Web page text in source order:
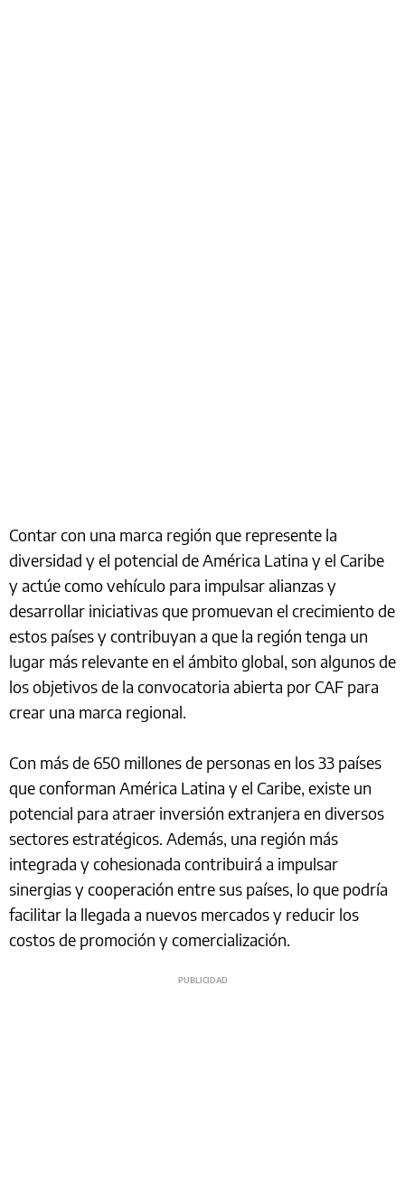
Contar con una marca región que represente la
diversidad y el potencial de América Latina y el Caribe
y actúe como vehículo para impulsar alianzas y
desarrollar iniciativas que promuevan el crecimiento de
estos países y contribuyan a que la región tenga un
lugar más relevante en el ámbito global, son algunos de
los objetivos de la convocatoria abierta por CAF para
crear una marca regional.
Con más de 650 millones de personas en los 33 países
que conforman América Latina y el Caribe, existe un
potencial para atraer inversión extranjera en diversos
sectores estratégicos. Además, una región más
integrada y cohesionada contribuirá a impulsar
sinergias y cooperación entre sus países, lo que podría
facilitar la llegada a nuevos mercados y reducir los
costos de promoción y comercialización.